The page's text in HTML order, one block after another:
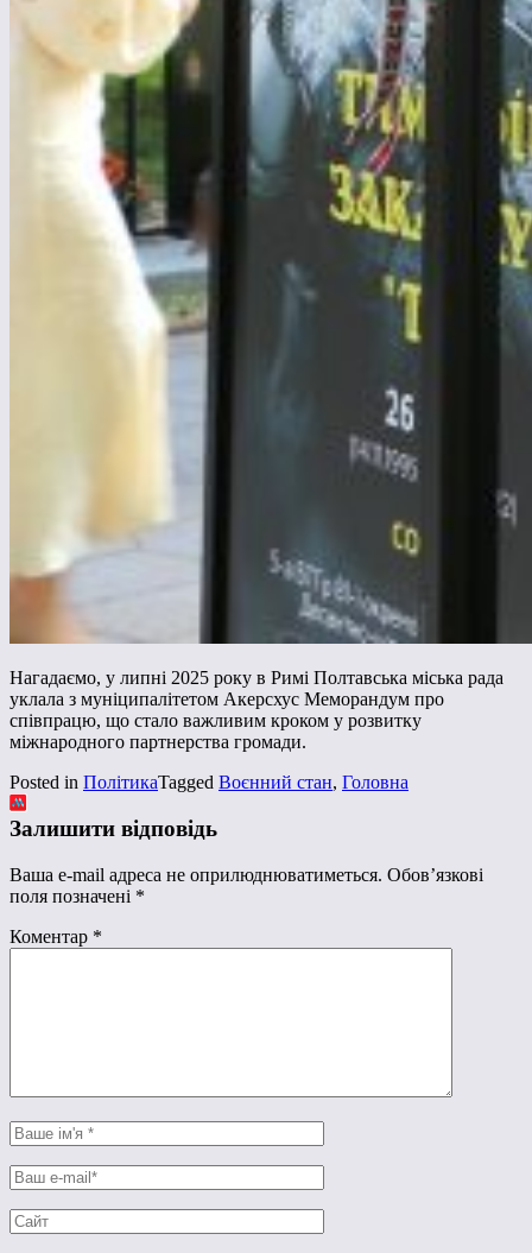
Нагадаємо, у липні 2025 року в Римі Полтавська міська рада
уклала з муніципалітетом Акерсхус Меморандум про
співпрацю, що стало важливим кроком у розвитку
міжнародного партнерства громади.
Posted in ПолітикаTagged Воєнний стан, Головна
Залишити відповідь
Ваша e-mail адреса не оприлюднюватиметься. Обов’язкові
поля позначені *
Коментар *